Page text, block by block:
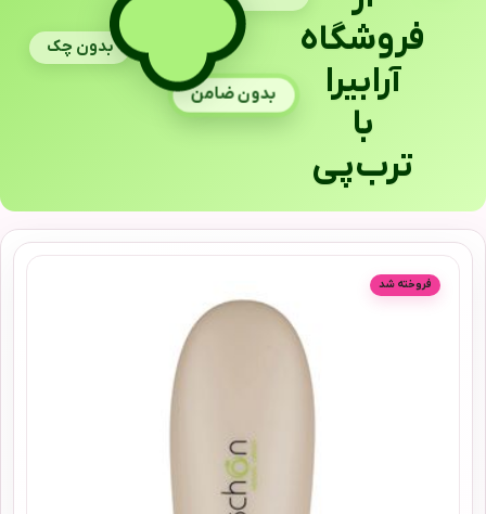
فروشگاه
آرابیرا
با
ترب‌پی
بدون چک
بدون ضامن
فروخته شد